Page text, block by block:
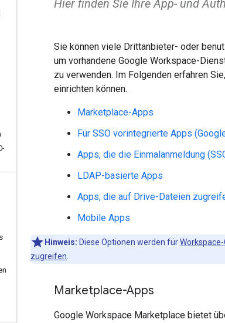
Hier finden Sie Ihre App- und
Sie können viele Drittanbieter- oder
um vorhandene Google Workspace-
zu verwenden. Im Folgenden erfahren
einrichten können.
Marketplace-Apps
Für SSO vorintegrierte Apps
Apps, die die Einmalanmeldung
LDAP-basierte Apps
Apps, die auf Drive-Dateien
Mobile Apps
Hinweis: Diese Optionen werden für
zugreifen
Marketplace-Apps
Google Workspace Marketplace bietet